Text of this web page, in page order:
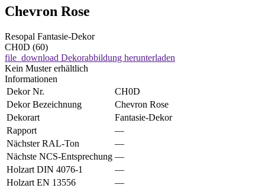
Chevron Rose
Resopal Fantasie-Dekor
CH0D (60)
file_download Dekorabbildung herunterladen
Kein Muster erhältlich
Informationen
Dekor Nr.
CH0D
Dekor Bezeichnung
Chevron Rose
Dekorart
Fantasie-Dekor
Rapport
—
Nächster RAL-Ton
—
Nächste NCS-Entsprechung —
Holzart DIN 4076-1
—
Holzart EN 13556
—